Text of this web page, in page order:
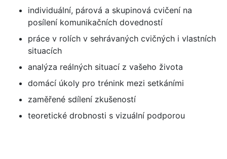
individuální, párová a skupinová cvičení na
posílení komunikačních dovedností
práce v rolích v sehrávaných cvičných i vlastních
situacích
analýza reálných situací z vašeho života
domácí úkoly pro trénink mezi setkáními
zaměřené sdílení zkušeností
teoretické drobnosti s vizuální podporou